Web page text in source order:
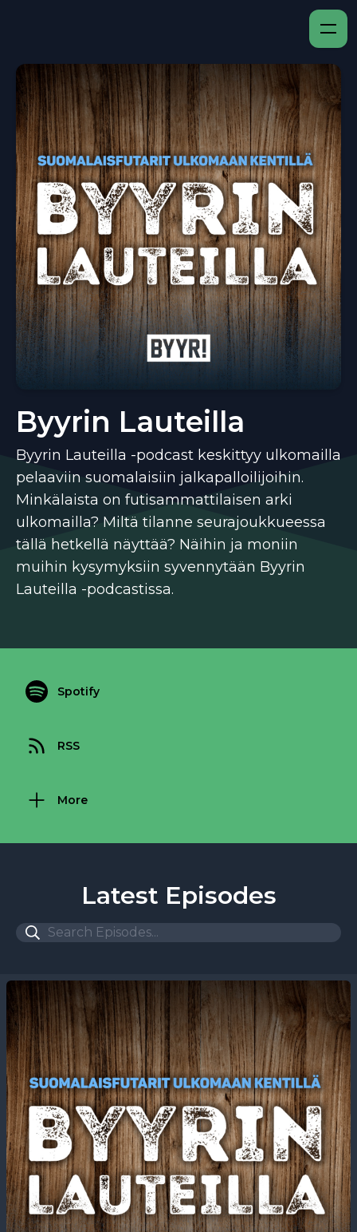
Byyrin Lauteilla
Byyrin Lauteilla -podcast keskittyy ulkomailla
pelaaviin suomalaisiin jalkapalloilijoihin.
Minkälaista on futisammattilaisen arki
ulkomailla? Miltä tilanne seurajoukkueessa
tällä hetkellä näyttää? Näihin ja moniin
muihin kysymyksiin syvennytään Byyrin
Lauteilla -podcastissa.
Spotify
RSS
More
Latest Episodes